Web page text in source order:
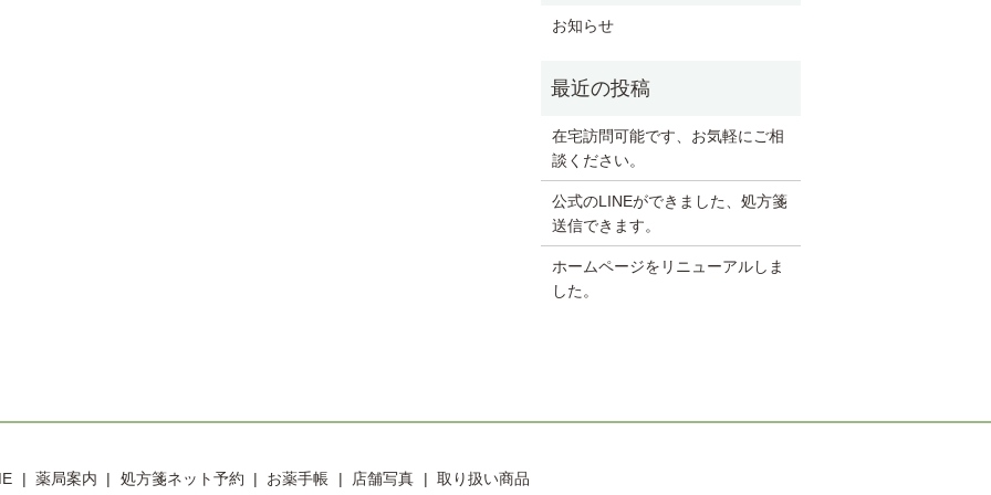
お知らせ
在宅訪問可能です、お気軽にご相
談ください。
公式のLINEができました、処方箋
送信できます。
ホームページをリニューアルしま
した。
薬局案内 処方箋ネット予約 お薬手帳 店舗写真 取り扱い商品